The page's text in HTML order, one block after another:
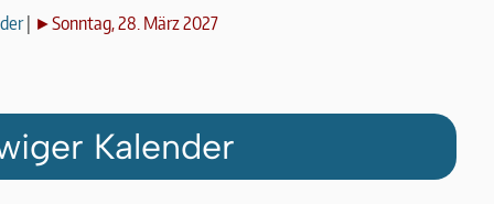
| ►Sonntag, 28. März 2027
Kalender